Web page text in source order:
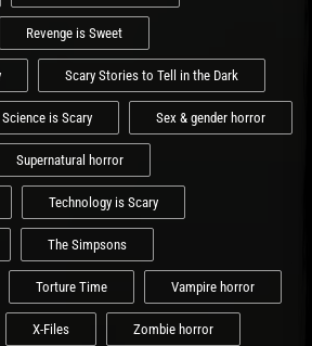
Revenge is Sweet
Scary Stories to Tell in the Dark
Science is Scary Sex & gender horror
Supernatural horror
Technology is Scary
The Simpsons
Torture Time Vampire horror
X-Files Zombie horror